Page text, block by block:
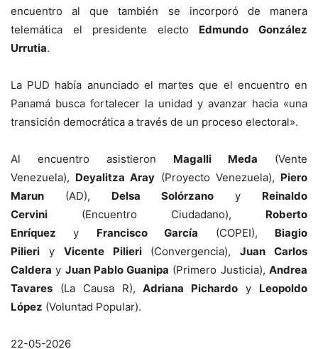
encuentro al que también se incorporó de manera
telemática el presidente electo Edmundo González
Urrutia.
La PUD había anunciado el martes que el encuentro en
Panamá busca fortalecer la unidad y avanzar hacia «una
transición democrática a través de un proceso electoral».
Al encuentro asistieron Magalli Meda (Vente
Venezuela), Deyalitza Aray (Proyecto Venezuela), Piero
Marun (AD), Delsa Solórzano y Reinaldo
Cervini (Encuentro Ciudadano), Roberto
Enríquez y Francisco García (COPEI), Biagio
Pilieri y Vicente Pilieri(Convergencia),Juan Carlos
Caldera y Juan Pablo Guanipa (Primero Justicia),Andrea
Tavares (La Causa R),Adriana Pichardo y Leopoldo
López (Voluntad Popular).
22-05-2026